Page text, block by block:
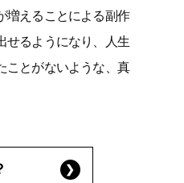
増えることによる副作
せるようになり、人生
ことがないような、真